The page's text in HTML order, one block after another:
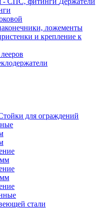
ложементы
и крепление к
для ограждений